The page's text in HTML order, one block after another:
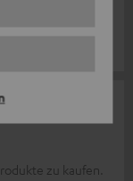
zu kaufen.